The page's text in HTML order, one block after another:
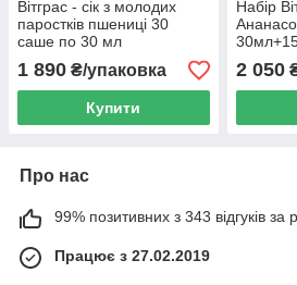
Вітграс - сік з молодих
паростків пшениці 30
саше по 30 мл
1 890 ₴/упаковка
Купити
Набір
2 050
Про нас
99% позитивних з 343 відгуків за
Працює з 27.02.2019